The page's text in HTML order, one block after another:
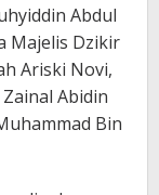
Abdul
Majelis Dzikir
Ariski Novi,
Abidin
Bin